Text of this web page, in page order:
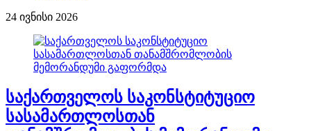
24 ივნისი 2026
საქართველოს საკონსტიტუციო
სასამართლოსთან